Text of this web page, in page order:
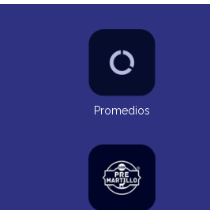
Promedios